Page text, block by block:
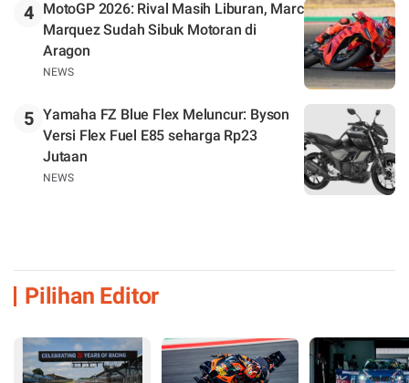
4
MotoGP 2026: Rival Masih Liburan, Marc
Marquez Sudah Sibuk Motoran di
Aragon
NEWS
5 Yamaha FZ Blue Flex Meluncur: Byson
Versi Flex Fuel E85 seharga Rp23
Jutaan
NEWS
Pilihan Editor